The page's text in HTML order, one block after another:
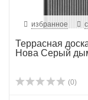
избранное
Террасная
Нова Серый
(0)